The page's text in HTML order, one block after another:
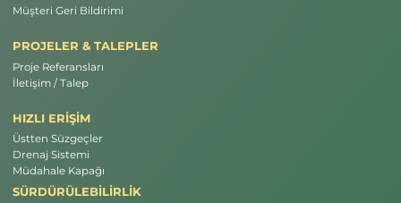
Müşteri Geri Bildirimi
PROJELER & TALEPLER
Proje Referansları
İletişim / Talep
HIZLI ERİŞİM
Üstten Süzgeçler
Drenaj Sistemi
Müdahale Kapağı
SÜRDÜRÜLEBİLİRLİK